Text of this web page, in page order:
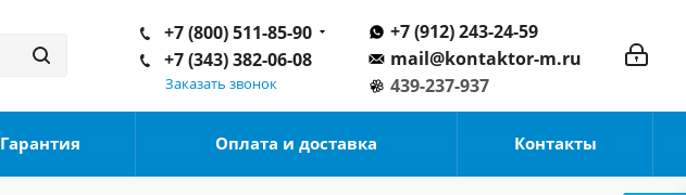
+7 (912) 243-24-59
mail@kontaktor-m.ru
439-237-937
+7 (800) 511-85-90
+7 (343) 382-06-08
Заказать звонок
Гарантия Оплата и доставка Контакты